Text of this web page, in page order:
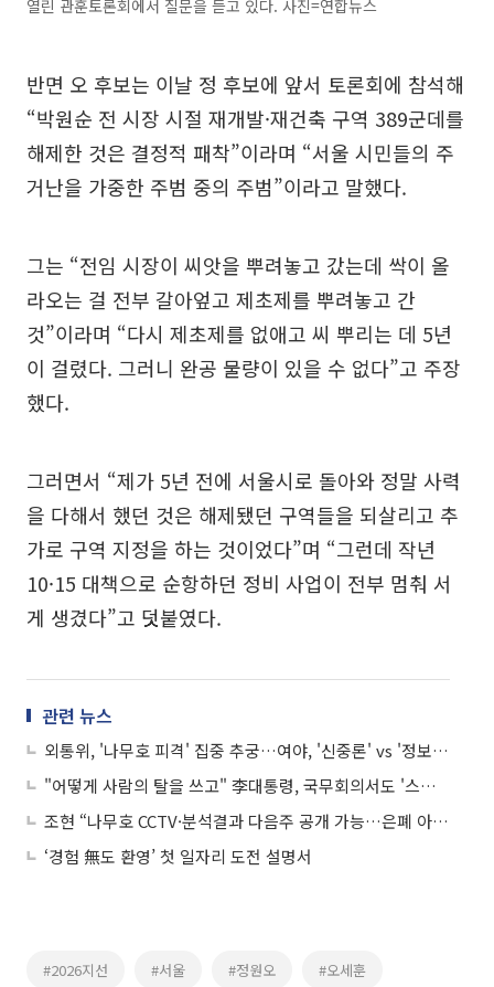
열린 관훈토론회에서 질문을 듣고 있다. 사진=연합뉴스
반면 오 후보는 이날 정 후보에 앞서 토론회에 참석해
“박원순 전 시장 시절 재개발·재건축 구역 389군데를
해제한 것은 결정적 패착”이라며 “서울 시민들의 주
거난을 가중한 주범 중의 주범”이라고 말했다.
그는 “전임 시장이 씨앗을 뿌려놓고 갔는데 싹이 올
라오는 걸 전부 갈아엎고 제초제를 뿌려놓고 간
것”이라며 “다시 제초제를 없애고 씨 뿌리는 데 5년
이 걸렸다. 그러니 완공 물량이 있을 수 없다”고 주장
했다.
그러면서 “제가 5년 전에 서울시로 돌아와 정말 사력
을 다해서 했던 것은 해제됐던 구역들을 되살리고 추
가로 구역 지정을 하는 것이었다”며 “그런데 작년
10·15 대책으로 순항하던 정비 사업이 전부 멈춰 서
게 생겼다”고 덧붙였다.
관련 뉴스
외통위, '나무호 피격' 집중 추궁…여야, '신중론' vs '정보 공유' 격돌
"어떻게 사람의 탈을 쓰고" 李대통령, 국무회의서도 '스타벅스' 저격
조현 “나무호 CCTV·분석결과 다음주 공개 가능…은폐 아닌 시점 문제”
‘경험 無도 환영’ 첫 일자리 도전 설명서
#2026지선 #서울 #정원오 #오세훈